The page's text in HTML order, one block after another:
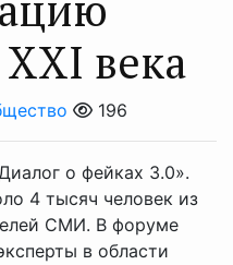
века
196
о фейках 3.0».
4 тысяч человек из
СМИ. В форуме
в области